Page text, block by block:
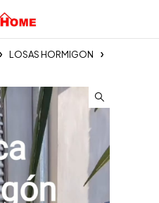
LOSAS HORMIGON